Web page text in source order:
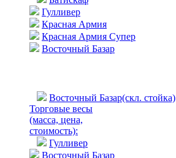
Гулливер
Красная Армия
Красная Армия Супер
Восточный Базар
Восточный Базар(скл. стойка)
Торговые весы
(масса, цена,
стоимость):
Гулливер
Восточный Базар